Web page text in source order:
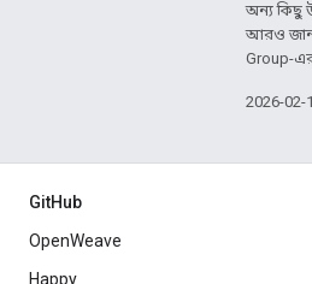
অন্য কিছু
আরও
Group-এর
2026-02-
GitHub
OpenWeave
Happy